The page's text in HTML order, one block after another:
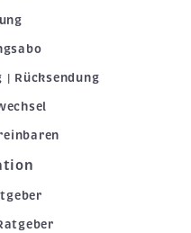
| Rücksendung